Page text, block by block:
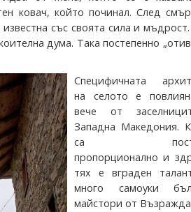
ковач, който починал. След
със своята сила и
дума. Така постепенно
Специфичната
на селото е
вече от
Западна Македония.
са
пропорционално и
тях е вграден
много самоуки
майстори от